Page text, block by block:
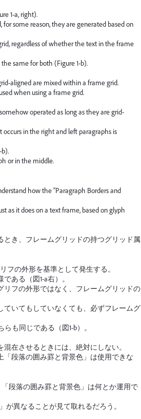
1-a, right).
some reason, they are generated based on
regardless of whether the text in the frame
same for both (Figure 1-b).
aligned are mixed within a frame grid.
when using a frame grid.
operated as long as they are grid-
in the right and left paragraphs is
or in the middle.
how the “Paragraph Borders and
as it does on a text frame, based on glyph
とき、フレームグリッドの持つグリッド属
の外形を基準として発生する。
ある（図1-a右）。
リフの外形ではなく、フレームグリッドの
いてもしていなくても、必ずフレームグ
も同じである（図1-b）。
在させるときには、絶対にしない。
段落の囲み罫と背景色」は使用できな
段落の囲み罫と背景色」は何とか運用で
異なることが見て取れるだろう。